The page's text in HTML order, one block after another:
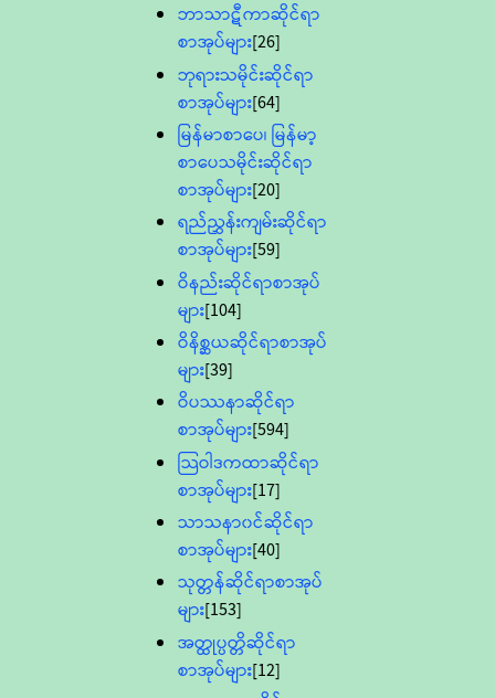
ဘာသာဋီကာဆိုင်ရာ
စာအုပ်များ[26]
ဘုရားသမိုင်းဆိုင်ရာ
စာအုပ်များ[64]
မြန်မာစာပေ၊ မြန်မာ့
စာပေသမိုင်းဆိုင်ရာ
စာအုပ်များ[20]
ရည်ညွှန်းကျမ်းဆိုင်ရာ
စာအုပ်များ[59]
ဝိနည်းဆိုင်ရာစာအုပ်
များ[104]
ဝိနိစ္ဆယဆိုင်ရာစာအုပ်
များ[39]
ဝိပဿနာဆိုင်ရာ
စာအုပ်များ[594]
သြဝါဒကထာဆိုင်ရာ
စာအုပ်များ[17]
သာသနာ၀င်ဆိုင်ရာ
စာအုပ်များ[40]
သုတ္တန်ဆိုင်ရာစာအုပ်
များ[153]
အတ္ထုပ္ပတ္တိဆိုင်ရာ
စာအုပ်များ[12]